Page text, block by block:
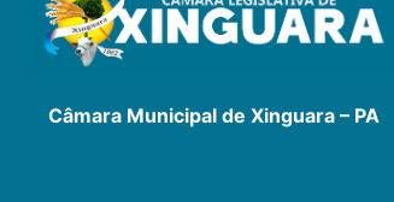
Câmara Municipal de Xinguara – PA